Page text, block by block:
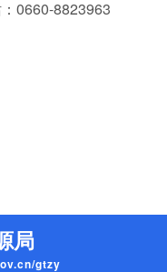
0660-8823963
局
gtzy